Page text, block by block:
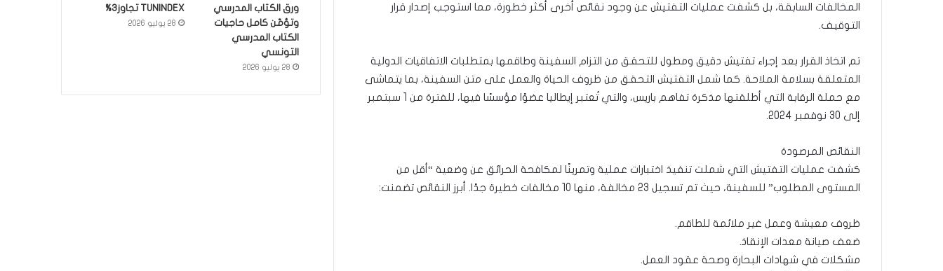
المخالفات السابقة، بل كشفت عمليات التفتيش عن وجود نقائص أخرى أكثر خطورة، مما استوجب إصدار قرار
التوقيف.
تم اتخاذ القرار بعد إجراء تفتيش دقيق ومطول للتحقق من التزام السفينة وطاقمها بمتطلبات الاتفاقيات الدولية
المتعلقة بسلامة الملاحة. كما شمل التفتيش التحقق من ظروف الحياة والعمل على متن السفينة، بما يتماشى
مع حملة الرقابة التي أطلقتها مذكرة تفاهم باريس، والتي تُعتبر إيطاليا عضوًا مؤسسًا فيها، للفترة من 1 سبتمبر
إلى 30 نوفمبر 2024.
النقائص المرصودة
كشفت عمليات التفتيش التي شملت تنفيذ اختبارات عملية وتمرينًا لمكافحة الحرائق عن وضعية “أقل من
المستوى المطلوب” للسفينة، حيث تم تسجيل 23 مخالفة، منها 10 مخالفات خطيرة جدًا. أبرز النقائص تضمنت:
ظروف معيشة وعمل غير ملائمة للطاقم.
ضعف صيانة معدات الإنقاذ.
مشكلات في شهادات البحارة وصحة عقود العمل.
ورق الكتاب المدرسي
وتؤمّن كامل حاجيات
الكتاب المدرسي
التونسي
28 يوليو 2026
TUNINDEX تجاوز3%
28 يوليو 2026